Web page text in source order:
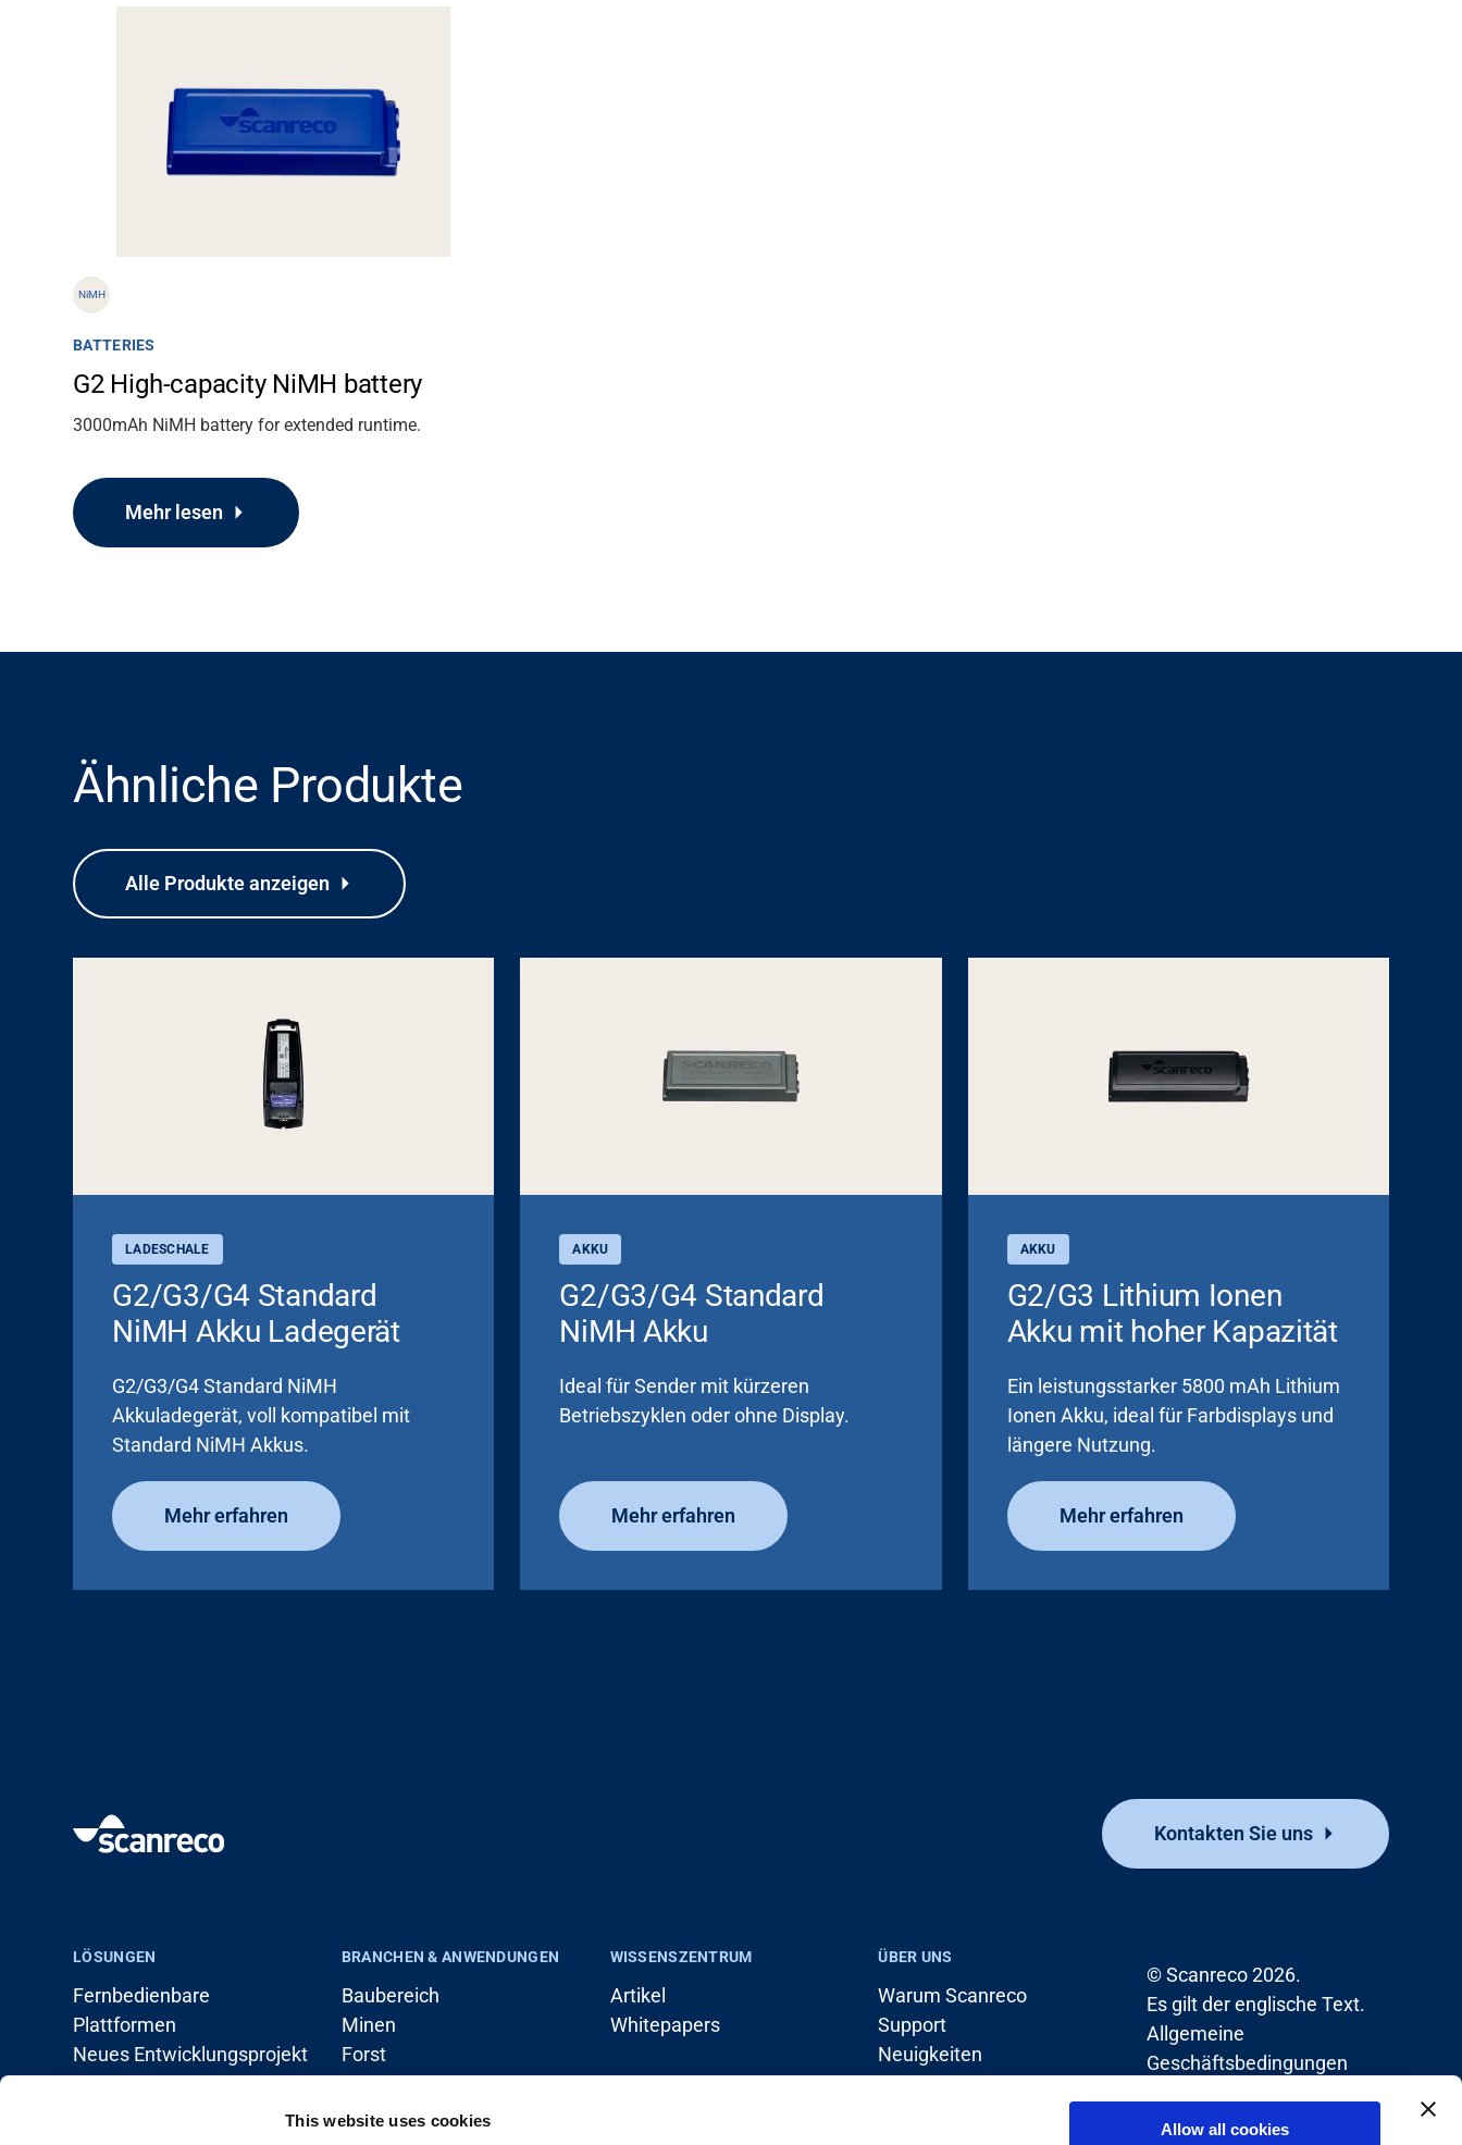
This website uses cookies Allow all cookies
Karriere
Mediendatenbank
NiMH
BATTERIES
G2 High-capacity NiMH battery
3000mAh NiMH battery for extended runtime.
Mehr lesen
Ähnliche Produkte
Alle Produkte anzeigen
LADESCHALE
G2/G3/G4 Standard
NiMH Akku Ladegerät
G2/G3/G4 Standard NiMH
Akkuladegerät, voll kompatibel mit
Standard NiMH Akkus.
Mehr erfahren
AKKU
G2/G3/G4 Standard
NiMH Akku
Ideal für Sender mit kürzeren
Betriebszyklen oder ohne Display.
Mehr erfahren
AKKU
G2/G3 Lithium Ionen
Akku mit hoher Kapazität
Ein leistungsstarker 5800 mAh Lithium
Ionen Akku, ideal für Farbdisplays und
längere Nutzung.
Mehr erfahren
Kontakten Sie uns
LÖSUNGEN
Fernbedienbare
Plattformen
Neues Entwicklungsprojekt
BRANCHEN & ANWENDUNGEN
Baubereich
Minen
Forst
Argrar
WISSENSZENTRUM
Artikel
Whitepapers
ÜBER UNS
Warum Scanreco
Support
Neuigkeiten
© Scanreco 2026.
Es gilt der englische Text.
Allgemeine
Geschäftsbedingungen